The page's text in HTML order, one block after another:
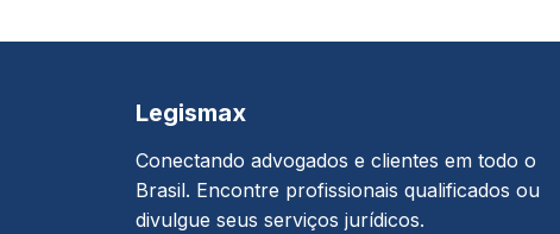
Legismax
Conectando advogados e clientes em todo o
Brasil. Encontre profissionais qualificados ou
divulgue seus serviços jurídicos.